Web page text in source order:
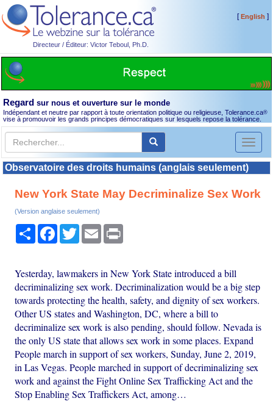
Directeur / Éditeur: Victor Teboul, Ph.D.
[English ]
Regard sur nous et ouverture sur le monde
Indépendant et neutre par rapport à toute orientation politique ou religieuse, Tolerance.ca®
vise à promouvoir les grands principes démocratiques sur lesquels repose la tolérance.
Toggle
Observatoire des droits humains (anglais seulement)
New York State May Decriminalize Sex Work
(Version anglaise seulement)
PartagerFacebook
TwitterEmail
Yesterday, lawmakers in New York State introduced a bill
decriminalizing sex work. Decriminalization would be a big step
towards protecting the health, safety, and dignity of sex workers.
Other US states and Washington, DC, where a bill to
decriminalize sex work is also pending, should follow. Nevada is
the only US state that allows sex work in some places. Expand
People march in support of sex workers, Sunday, June 2, 2019,
in Las Vegas. People marched in support of decriminalizing sex
work and against the Fight Online Sex Trafficking Act and the
Stop Enabling Sex Traffickers Act, among…